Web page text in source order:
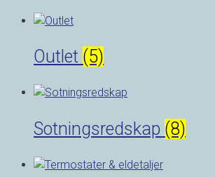
Outlet (5)
Sotningsredskap (8)